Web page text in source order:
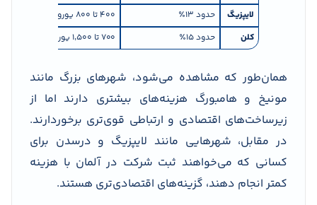
لایپزیگ
حدود ۱۳٪ ۴۰۰ تا ۸۰۰ یورو در ماه
کلن
حدود ۱۵٪ ۷۰۰ تا ۱٬۵۰۰ یورو در ماه
همان‌طور که مشاهده می‌شود، شهرهای بزرگ مانند
مونیخ و هامبورگ هزینه‌های بیشتری دارند اما از
زیرساخت‌های اقتصادی و ارتباطی قوی‌تری برخوردارند.
در مقابل، شهرهایی مانند لایپزیگ و درسدن برای
کسانی که می‌خواهند ثبت شرکت در آلمان با هزینه
کمتر انجام دهند، گزینه‌های اقتصادی‌تری هستند.